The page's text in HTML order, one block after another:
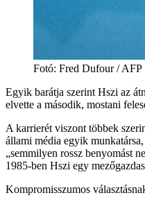
Fotó: Fred Dufour / AFP
Egyik barátja szerint Hszi az
elvette a második, mostani
A karrierét viszont többek
állami média egyik
„semmilyen rossz benyomást
1985-ben Hszi egy
Kompromisszumos